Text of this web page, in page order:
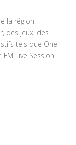
la région
des jeux, des
tels que One
Live Session.